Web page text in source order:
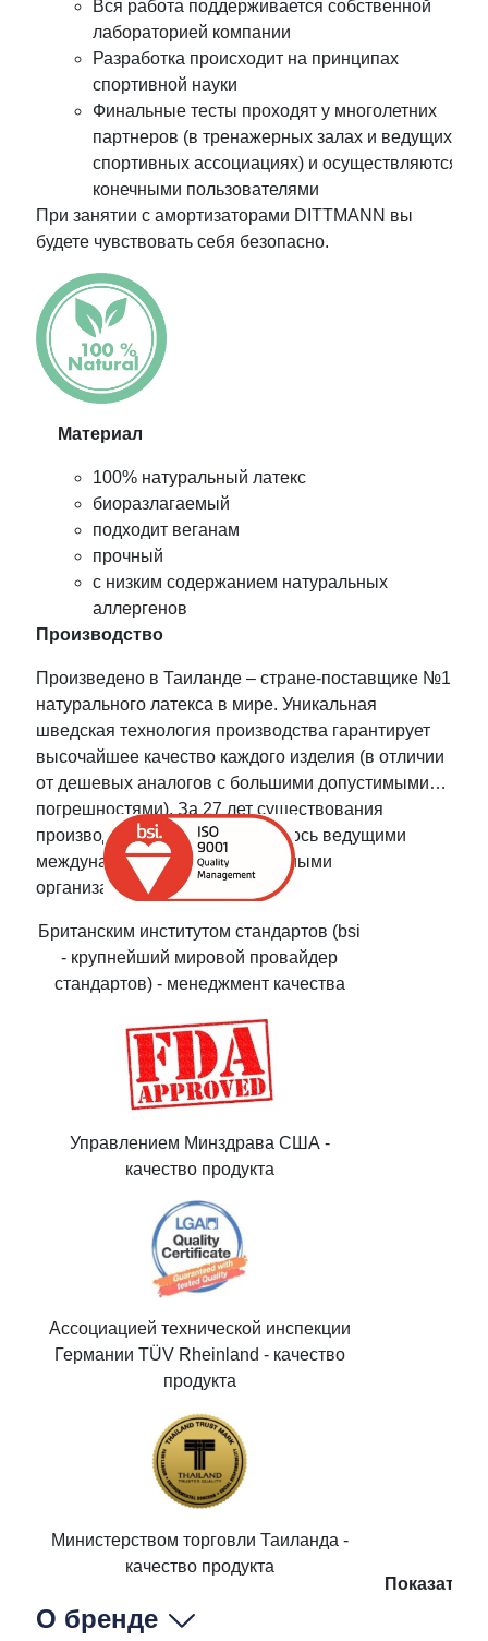
Вся работа поддерживается собственной
лабораторией компании
Разработка происходит на принципах
спортивной науки
Финальные тесты проходят у многолетних
партнеров (в тренажерных залах и ведущих
спортивных ассоциациях) и осуществляются
конечными пользователями
При занятии с амортизаторами DITTMANN вы
будете чувствовать себя безопасно.
Материал
100% натуральный латекс
биоразлагаемый
подходит веганам
прочный
с низким содержанием натуральных
аллергенов
Производство
Произведено в Таиланде – стране-поставщике №1
натурального латекса в мире. Уникальная
шведская технология производства гарантирует
высочайшее качество каждого изделия (в отличии
от дешевых аналогов с большими допустимыми
погрешностями). За 27 лет существования
производство сертифицировалось ведущими
международными и национальными
организациями:
Британским институтом стандартов (bsi
- крупнейший мировой провайдер
стандартов) - менеджмент качества
Управлением Минздрава США -
качество продукта
Ассоциацией технической инспекции
Германии TÜV Rheinland - качество
продукта
Министерством торговли Таиланда -
качество продукта
Показать
О бренде